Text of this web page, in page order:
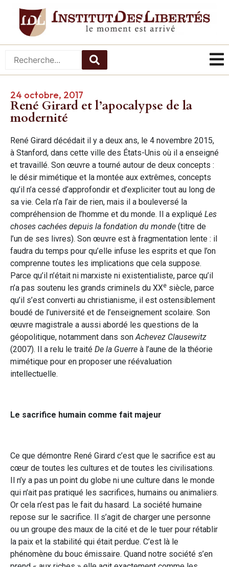
24 octobre, 2017
René Girard et l’apocalypse de la
modernité
René Girard décédait il y a deux ans, le 4 novembre 2015,
à Stanford, dans cette ville des États-Unis où il a enseigné
et travaillé. Son œuvre a tourné autour de deux concepts :
le désir mimétique et la montée aux extrêmes, concepts
qu’il n’a cessé d’approfondir et d’expliciter tout au long de
sa vie. Cela n’a l’air de rien, mais il a bouleversé la
compréhension de l’homme et du monde. Il a expliqué Les
choses cachées depuis la fondation du monde (titre de
l’un de ses livres). Son œuvre est à fragmentation lente : il
faudra du temps pour qu’elle infuse les esprits et que l’on
comprenne toutes les implications que cela suppose.
Parce qu’il n’était ni marxiste ni existentialiste, parce qu’il
n’a pas soutenu les grands criminels du XXe siècle, parce
qu’il s’est converti au christianisme, il est ostensiblement
boudé de l’université et de l’enseignement scolaire. Son
œuvre magistrale a aussi abordé les questions de la
géopolitique, notamment dans son Achevez Clausewitz
(2007). Il a relu le traité De la Guerre à l’aune de la théorie
mimétique pour en proposer une réévaluation
intellectuelle.
Le sacrifice humain comme fait majeur
Ce que démontre René Girard c’est que le sacrifice est au
cœur de toutes les cultures et de toutes les civilisations.
Il n’y a pas un point du globe ni une culture dans le monde
qui n’ait pas pratiqué les sacrifices, humains ou animaliers.
Or cela n’est pas le fait du hasard. La société humaine
repose sur le sacrifice. Il s’agit de charger une personne
ou un groupe des maux de la cité et de le tuer pour rétablir
la paix et la stabilité qui était perdue. C’est là le
phénomène du bouc émissaire. Quand notre société s’en